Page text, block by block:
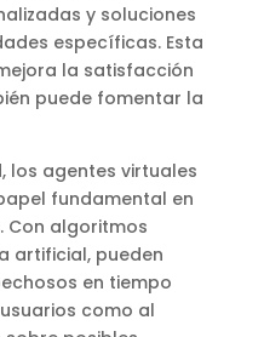
y soluciones
específicas. Esta
la satisfacción
puede fomentar la
los agentes virtuales
fundamental en
. Con algoritmos
artificial, pueden
en tiempo
como al